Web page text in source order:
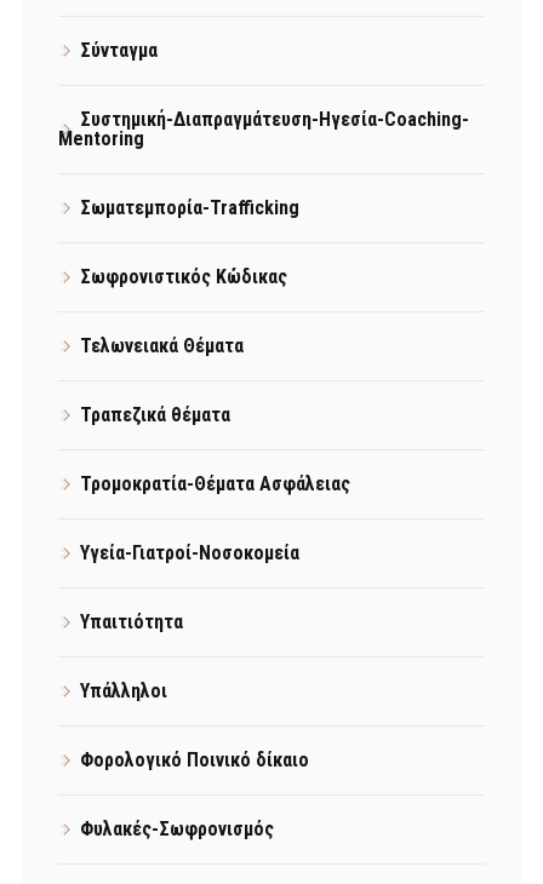
Σύνταγμα
Συστημική-Διαπραγμάτευση-Ηγεσία-Coaching-
Mentoring
Σωματεμπορία-Trafficking
Σωφρονιστικός Κώδικας
Τελωνειακά Θέματα
Τραπεζικά θέματα
Τρομοκρατία-Θέματα Ασφάλειας
Υγεία-Γιατροί-Νοσοκομεία
Υπαιτιότητα
Υπάλληλοι
Φορολογικό Ποινικό δίκαιο
Φυλακές-Σωφρονισμός